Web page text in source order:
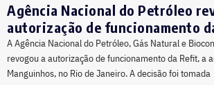
Agência Nacional do Petróleo
autorização de funcionamento
A Agência Nacional do Petróleo, Gás Natural e
revogou a autorização de funcionamento da Refit, a
Manguinhos, no Rio de Janeiro. A decisão foi tomada